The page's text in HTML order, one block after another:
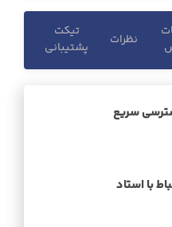
نظرات
تیکت
پشتیبانی
سریع
با استاد